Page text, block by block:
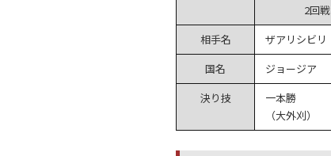
2回戦
相手名
ザアリシビリ
国名
ジョージア
決り技
一本勝
（大外刈）